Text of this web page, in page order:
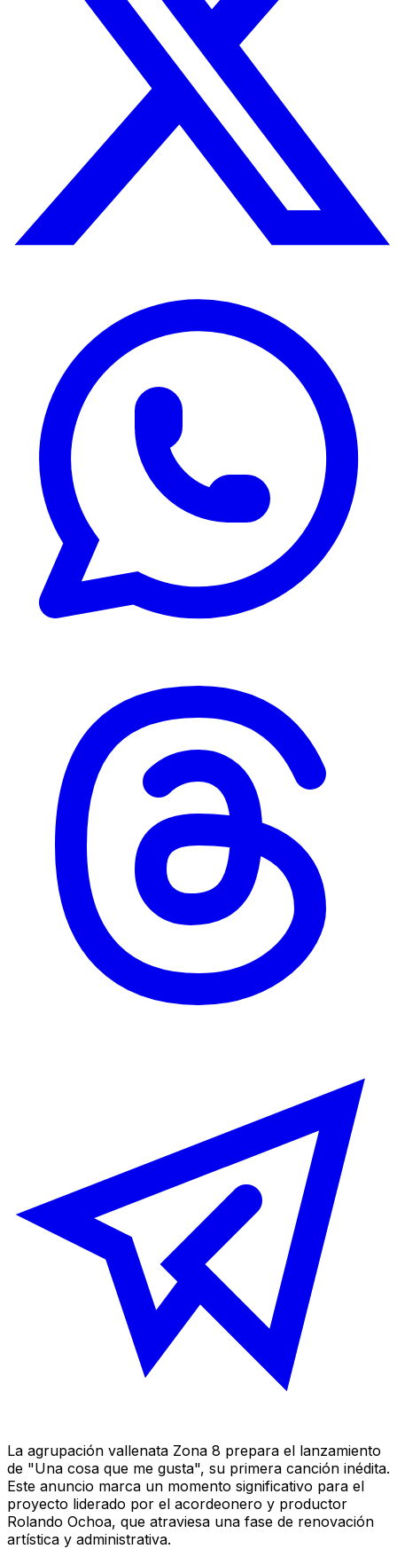
La agrupación vallenata Zona 8 prepara el lanzamiento
de "Una cosa que me gusta", su primera canción inédita.
Este anuncio marca un momento significativo para el
proyecto liderado por el acordeonero y productor
Rolando Ochoa, que atraviesa una fase de renovación
artística y administrativa.